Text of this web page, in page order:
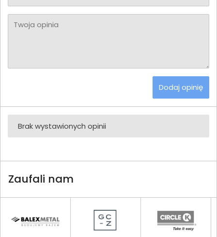
Twoja opinia
Dodaj opinię
Brak wystawionych opinii
Zaufali nam